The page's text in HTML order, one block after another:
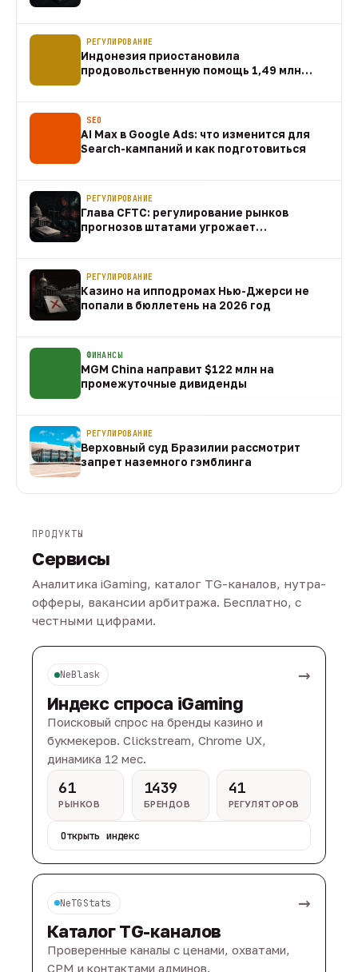
РЕГУЛИРОВАНИЕ
Индонезия приостановила
продовольственную помощь 1,49 млн
SEO
AI Max в Google Ads: что изменится для
Search-кампаний и как подготовиться
РЕГУЛИРОВАНИЕ
Глава CFTC: регулирование рынков
прогнозов штатами угрожает
РЕГУЛИРОВАНИЕ
Казино на ипподромах Нью-Джерси не
попали в бюллетень на 2026 год
ФИНАНСЫ
MGM China направит $122 млн на
промежуточные дивиденды
РЕГУЛИРОВАНИЕ
Верховный суд Бразилии рассмотрит
запрет наземного гэмблинга
ПРОДУКТЫ
Сервисы
Аналитика iGaming, каталог TG-каналов, нутра-
офферы, вакансии арбитража. Бесплатно, с
честными цифрами.
NeBlask →
Индекс спроса iGaming
Поисковый спрос на бренды казино и
букмекеров. Clickstream, Chrome UX,
динамика 12 мес.
61
РЫНКОВ
1439
БРЕНДОВ
41
РЕГУЛЯТОРОВ
Открыть индекс
NeTGStats →
Каталог TG-каналов
Проверенные каналы с ценами, охватами,
CPM и контактами админов.